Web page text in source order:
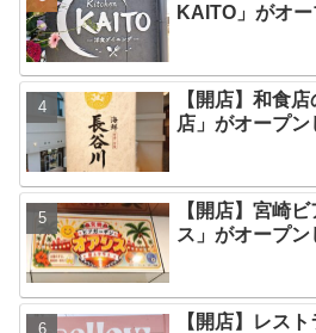
KAITO」がオ
【開店】和食
店」がオープン
【開店】宮崎
ス」がオープン
【開店】レス